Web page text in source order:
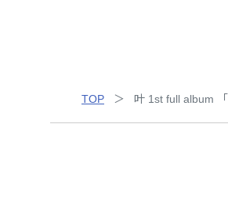
TOP 叶 1st full album 「